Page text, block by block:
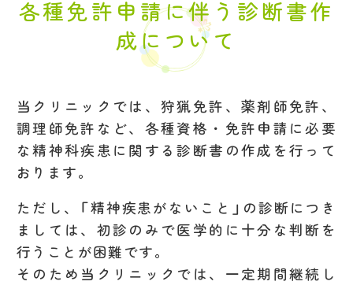
各種免許申請に伴う診断書作
成について
当クリニックでは、狩猟免許、薬剤師免許、
調理師免許など、各種資格・免許申請に必要
な精神科疾患に関する診断書の作成を行って
おります。
ただし、「精神疾患がないこと」の診断につき
ましては、初診のみで医学的に十分な判断を
行うことが困難です。
そのため当クリニックでは、一定期間継続し